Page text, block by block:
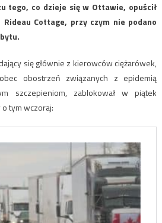
tego, co dzieje się w Ottawie, opuścił
Cottage, przy czym nie podano
się głównie z kierowców ciężarówek,
obostrzeń związanych z epidemią
szczepieniom, zablokował w piątek
o tym wczoraj: